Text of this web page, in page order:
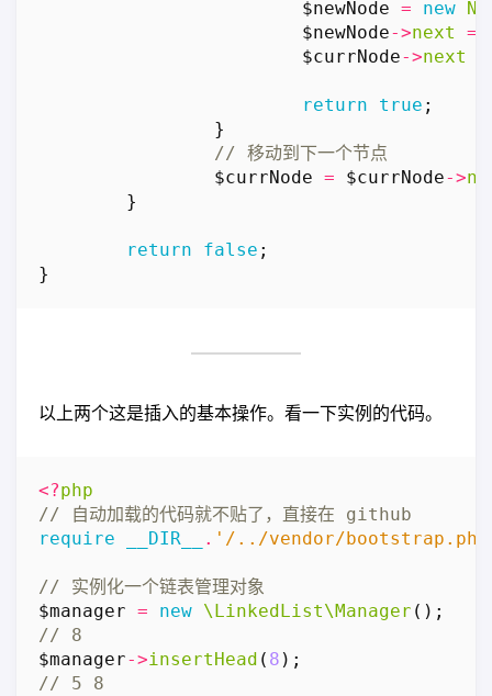
$newNode = new
$newNode->next =
$currNode->next
return true ;
}
$currNode = $currNode->
}
return false ;
}
以上两个这是插入的基本操作。看一下实例的代码。
<?php
require
__DIR__ . '/../vendor/
$manager = new \LinkedList\Manager ();
$manager->insertHead ( 8 );